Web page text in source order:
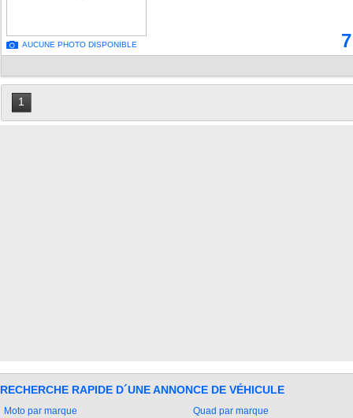
AUCUNE PHOTO DISPONIBLE
1
RECHERCHE RAPIDE D´UNE ANNONCE DE VÉHICULE
Moto par marque Quad par marque